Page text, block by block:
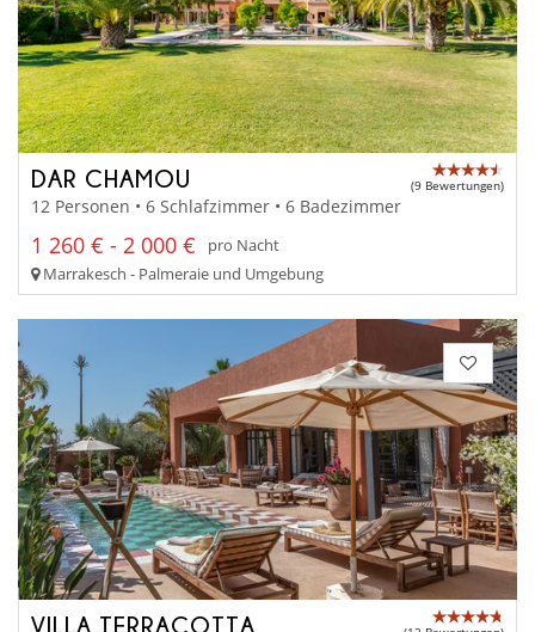
DAR CHAMOU (9 Bewertungen)
12 Personen • 6 Schlafzimmer • 6 Badezimmer
1 260 € - 2 000 €
pro Nacht
Marrakesch - Palmeraie und Umgebung
VILLA TERRACOTTA